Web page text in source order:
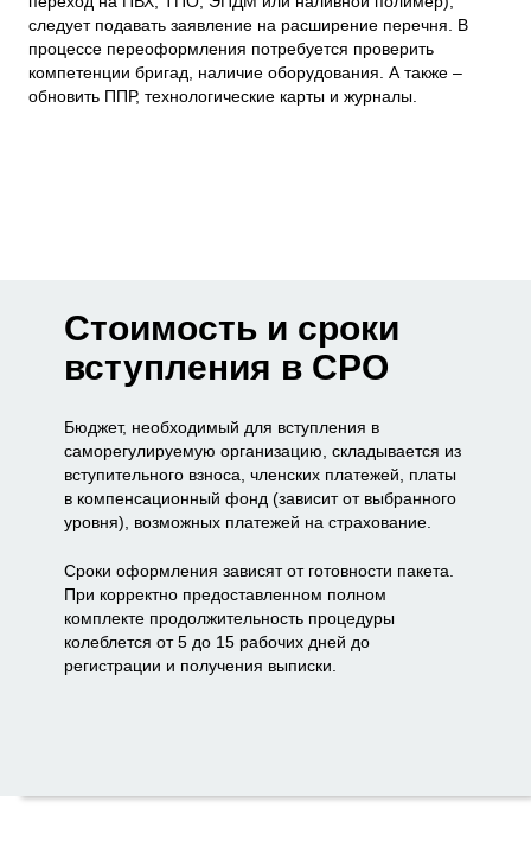
следует подавать заявление на расширение перечня. В
процессе переоформления потребуется проверить
компетенции бригад, наличие оборудования. А также –
обновить ППР, технологические карты и журналы.
Стоимость и сроки
вступления в СРО
Бюджет, необходимый для вступления в
саморегулируемую организацию, складывается из
вступительного взноса, членских платежей, платы
в компенсационный фонд (зависит от выбранного
уровня), возможных платежей на страхование.
Сроки оформления зависят от готовности пакета.
При корректно предоставленном полном
комплекте продолжительность процедуры
колеблется от 5 до 15 рабочих дней до
регистрации и получения выписки.